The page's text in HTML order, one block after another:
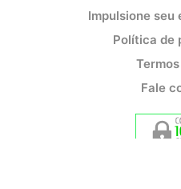
Impulsione seu
Política de
Fale